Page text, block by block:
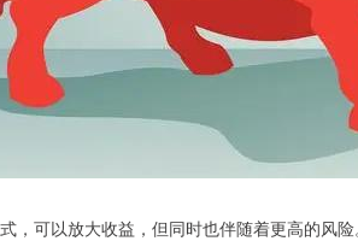
，可以放大收益，但同时也伴随着更高的风